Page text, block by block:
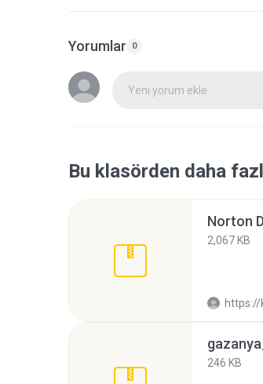
Yorumlar 0
Yeni yorum ekle
Bu klasörden daha
Norton
2,067 KB
https://
246 KB